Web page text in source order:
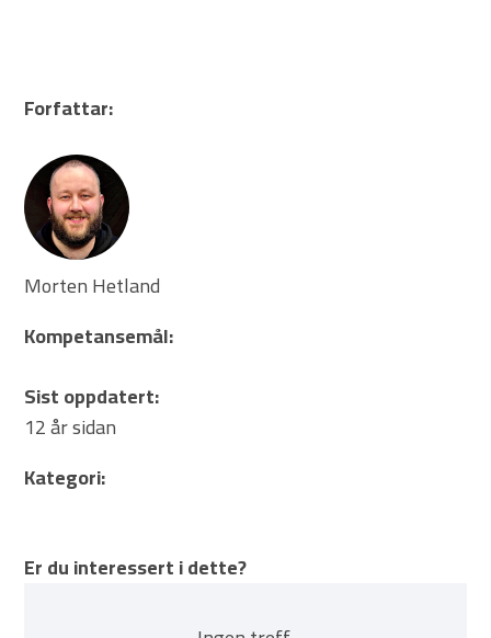
Sist oppdatert:
12 år sidan
Kategori:
Forfattar:
Morten Hetland
Kompetansemål:
Er du interessert i dette?